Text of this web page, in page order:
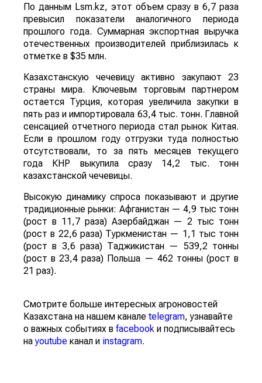
По данным Lsm.kz, этот объем сразу в 6,7 раза
превысил показатели аналогичного периода
прошлого года. Суммарная экспортная выручка
отечественных производителей приблизилась к
отметке в $35 млн.
Казахстанскую чечевицу активно закупают 23
страны мира. Ключевым торговым партнером
остается Турция, которая увеличила закупки в
пять раз и импортировала 63,4 тыс. тонн. Главной
сенсацией отчетного периода стал рынок Китая.
Если в прошлом году отгрузки туда полностью
отсутствовали, то за пять месяцев текущего
года КНР выкупила сразу 14,2 тыс. тонн
казахстанской чечевицы.
Высокую динамику спроса показывают и другие
традиционные рынки: Афганистан — 4,9 тыс тонн
(рост в 11,7 раза) Азербайджан — 2 тыс тонн
(рост в 22,6 раза) Туркменистан — 1,1 тыс тонн
(рост в 3,6 раза) Таджикистан — 539,2 тонны
(рост в 23,4 раза) Польша — 462 тонны (рост в
21 раз).
Смотрите больше интересных агроновостей
Казахстана на нашем канале telegram, узнавайте
о важных событиях в facebook и подписывайтесь
наyoutube канал и instagram.